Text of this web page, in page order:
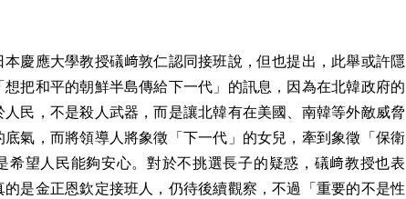
慶應大學教授礒﨑敦仁認同接班說，但也提出，此舉或許隱
把和平的朝鮮半島傳給下一代」的訊息，因為在北韓政府的
民，不是殺人武器，而是讓北韓有在美國、南韓等外敵威脅
氣，而將領導人將象徵「下一代」的女兒，牽到象徵「保衛
希望人民能夠安心。對於不挑選長子的疑惑，礒﨑教授也表
是金正恩欽定接班人，仍待後續觀察，不過「重要的不是性